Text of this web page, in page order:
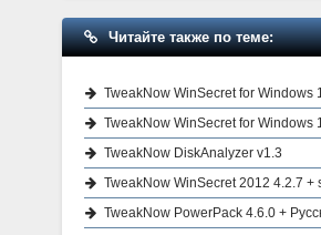
Читайте также по теме:
TweakNow WinSecret for Windows
TweakNow WinSecret for Windows
TweakNow DiskAnalyzer v1.3
TweakNow WinSecret 2012 4.2.7 +
TweakNow PowerPack 4.6.0 +